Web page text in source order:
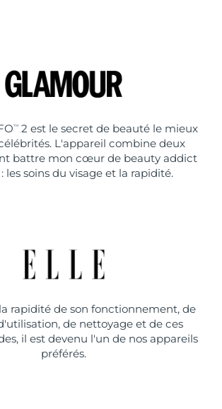
TM2 est le secret de beauté le mieux
L'appareil combine deux
battre mon cœur de beauty addict
les soins du visage et la rapidité.
rapidité de son fonctionnement, de
de nettoyage et de ces
il est devenu l'un de nos appareils
préférés.